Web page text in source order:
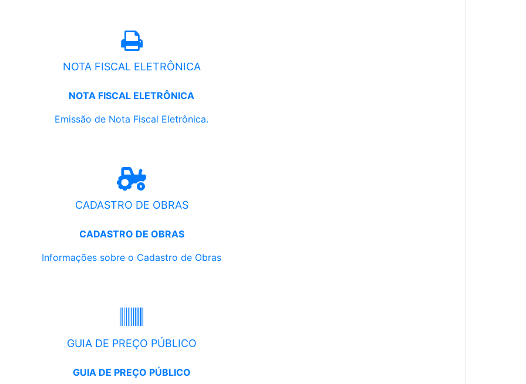
NOTA FISCAL ELETRÔNICA
NOTA FISCAL ELETRÔNICA
Emissão de Nota Fiscal Eletrônica.
CADASTRO DE OBRAS
CADASTRO DE OBRAS
Informações sobre o Cadastro de Obras
GUIA DE PREÇO PÚBLICO
GUIA DE PREÇO PÚBLICO